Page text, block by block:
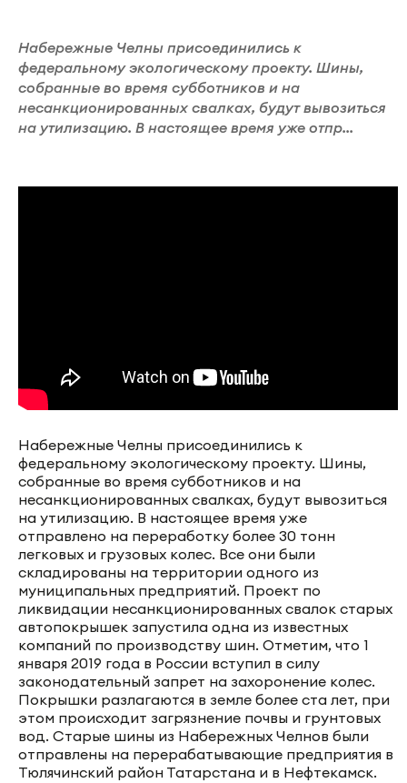
Набережные Челны присоединились к
федеральному экологическому проекту. Шины,
собранные во время субботников и на
несанкционированных свалках, будут вывозиться
на утилизацию. В настоящее время уже отпр...
Набережные Челны присоединились к
федеральному экологическому проекту. Шины,
собранные во время субботников и на
несанкционированных свалках, будут вывозиться
на утилизацию. В настоящее время уже
отправлено на переработку более 30 тонн
легковых и грузовых колес. Все они были
складированы на территории одного из
муниципальных предприятий. Проект по
ликвидации несанкционированных свалок старых
автопокрышек запустила одна из известных
компаний по производству шин. Отметим, что 1
января 2019 года в России вступил в силу
законодательный запрет на захоронение колес.
Покрышки разлагаются в земле более ста лет, при
этом происходит загрязнение почвы и грунтовых
вод. Старые шины из Набережных Челнов были
отправлены на перерабатывающие предприятия в
Тюлячинский район Татарстана и в Нефтекамск.